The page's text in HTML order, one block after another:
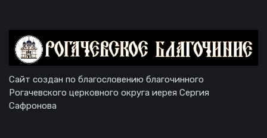
Сайт создан по благословению благочинного
Рогачевского церковного округа иерея Сергия
Сафронова